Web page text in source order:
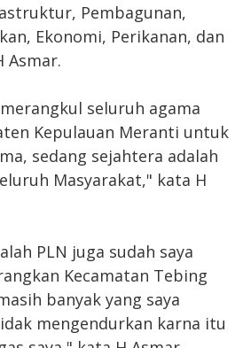
Pembagunan,
Ekonomi, Perikanan, dan
Asmar.
seluruh agama
Kepulauan Meranti untuk
sedang sejahtera adalah
Masyarakat," kata H
PLN juga sudah saya
Kecamatan Tebing
banyak yang saya
mengendurkan karna itu